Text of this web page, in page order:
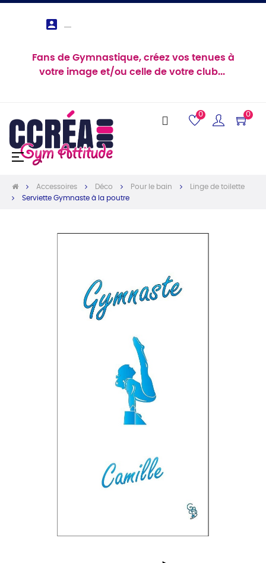

Fans de Gymnastique, créez vos tenues à
votre image et/ou celle de votre club...
0 0
Basculer
☰
Accessoires Déco Pour le bain
Linge de toilette
Serviette Gymnaste à la poutre